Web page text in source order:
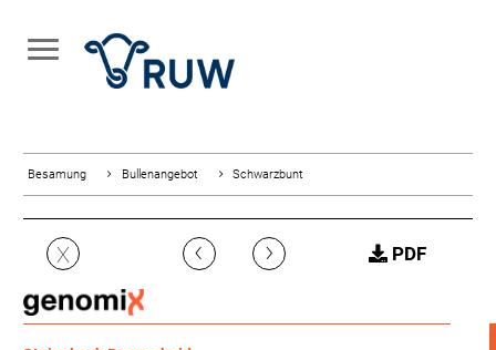
Besamung Bullenangebot Schwarzbunt
X ‹ › PDF